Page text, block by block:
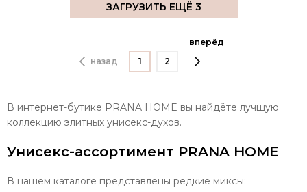
ЗАГРУЗИТЬ ЕЩЁ 3
назад 1 2
вперёд
В интернет-бутике PRANA HOME вы найдёте лучшую
коллекцию элитных унисекс-духов.
Унисекс-ассортимент PRANA HOME
В нашем каталоге представлены редкие миксы: